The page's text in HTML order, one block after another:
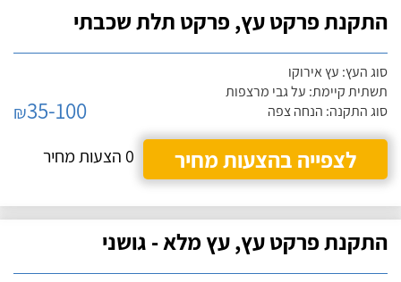
התקנת פרקט עץ, פרקט תלת שכבתי
סוג העץ: עץ אירוקו
תשתית קיימת: על גבי מרצפות
סוג התקנה: הנחה צפה
₪35-100
לצפייה בהצעות מחיר
0 הצעות מחיר
התקנת פרקט עץ, עץ מלא - גושני